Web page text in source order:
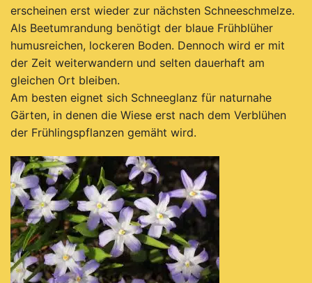
erscheinen erst wieder zur nächsten Schneeschmelze.
Als Beetumrandung benötigt der blaue Frühblüher
humusreichen, lockeren Boden. Dennoch wird er mit
der Zeit weiterwandern und selten dauerhaft am
gleichen Ort bleiben.
Am besten eignet sich Schneeglanz für naturnahe
Gärten, in denen die Wiese erst nach dem Verblühen
der Frühlingspflanzen gemäht wird.